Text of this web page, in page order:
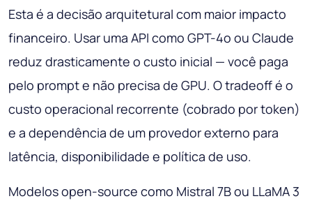
Esta é a decisão arquitetural com maior impacto
financeiro. Usar uma API como GPT-4o ou Claude
reduz drasticamente o custo inicial — você paga
pelo prompt e não precisa de GPU. O tradeoff é o
custo operacional recorrente (cobrado por token)
e a dependência de um provedor externo para
latência, disponibilidade e política de uso.
Modelos open-source como Mistral 7B ou LLaMA 3